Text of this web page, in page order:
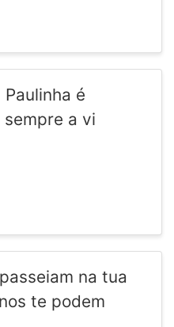
é
a vi
na tua
te podem